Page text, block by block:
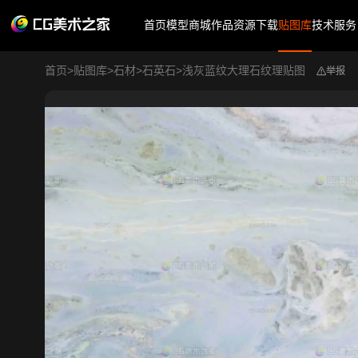
首页模型商城作品资源下载贴图库技术服务
首页>贴图库>石材>石英石>浅灰蓝纹大理石纹理贴图 举报